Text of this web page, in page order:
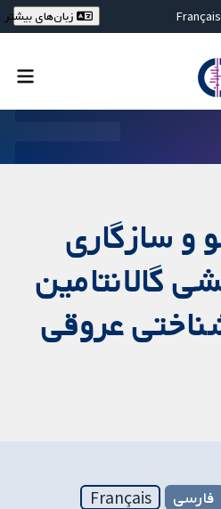
Français
繁體
زبان‌های بیشتر
سازگاری
گالانتامین
عروقی
فارسی Français